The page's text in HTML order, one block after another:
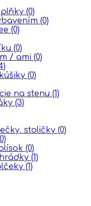
(0)
(0)
(0)
(0)
/ ami (0)
(0)
na stenu (1)
(3)
stoličky (0)
(0)
(1)
(1)